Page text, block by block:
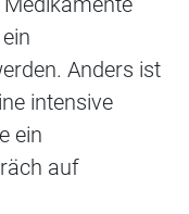
Anders ist
intensive
ein
auf